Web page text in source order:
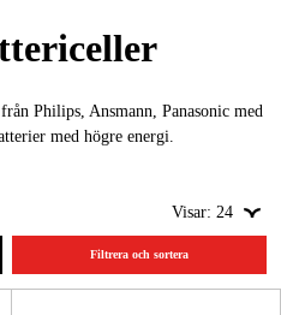
Philips, Ansmann, Panasonic med
med högre energi.
Visar: 24
Filtrera och sortera